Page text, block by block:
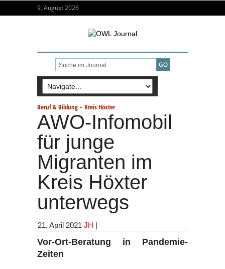
9. August 2026
Beruf & Bildung - Kreis Höxter
AWO-Infomobil
für junge
Migranten im
Kreis Höxter
unterwegs
21. April 2021 JH |
Vor-Ort-Beratung in Pandemie-
Zeiten